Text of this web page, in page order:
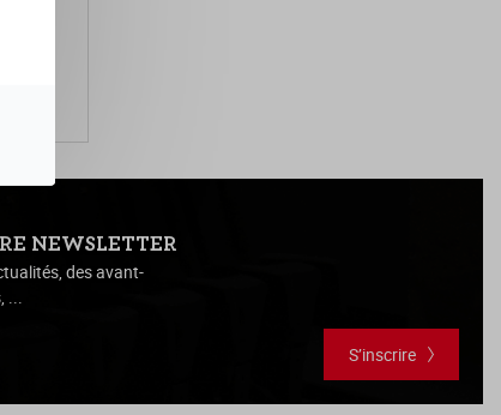
NEWSLETTER
des avant-
...
S’inscrire